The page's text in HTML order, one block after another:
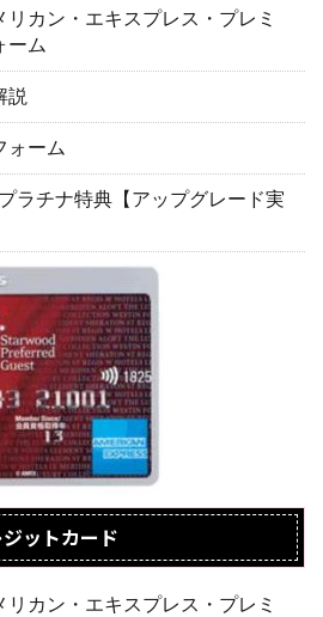
カン・エキスプレス・プレミ
ーム
説
ォーム
ラチナ特典【アップグレード実
ットカード
カン・エキスプレス・プレミ